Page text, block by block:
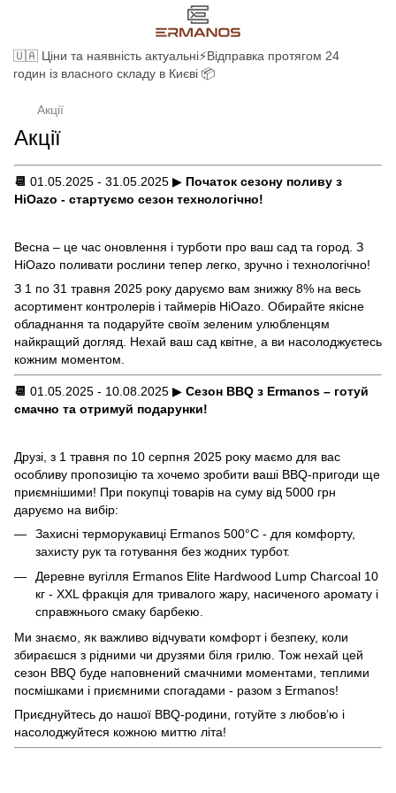
🇺🇦 Ціни та наявність актуальні⚡Відправка протягом 24
годин із власного складу в Києві 📦
Акції
Акції
📆 01.05.2025 - 31.05.2025 ▶ Початок сезону поливу з
HiOazo - стартуємо сезон технологічно!
Весна – це час оновлення і турботи про ваш сад та город. З
HiOazo поливати рослини тепер легко, зручно і технологічно!
З 1 по 31 травня 2025 року даруємо вам знижку 8% на весь
асортимент контролерів і таймерів HiOazo. Обирайте якісне
обладнання та подаруйте своїм зеленим улюбленцям
найкращий догляд. Нехай ваш сад квітне, а ви насолоджуєтесь
кожним моментом.
📆 01.05.2025 - 10.08.2025 ▶ Сезон BBQ з Ermanos – готуй
смачно та отримуй подарунки!
Друзі, з 1 травня по 10 серпня 2025 року маємо для вас
особливу пропозицію та хочемо зробити ваші BBQ-пригоди ще
приємнішими! При покупці товарів на суму від 5000 грн
даруємо на вибір:
Захисні терморукавиці Ermanos 500°C - для комфорту,
захисту рук та готування без жодних турбот.
Деревне вугілля Ermanos Elite Hardwood Lump Charcoal 10
кг - XXL фракція для тривалого жару, насиченого аромату і
справжнього смаку барбекю.
Ми знаємо, як важливо відчувати комфорт і безпеку, коли
збираєшся з рідними чи друзями біля грилю. Тож нехай цей
сезон BBQ буде наповнений смачними моментами, теплими
посмішками і приємними спогадами - разом з Ermanos!
Приєднуйтесь до нашої BBQ-родини, готуйте з любов’ю і
насолоджуйтеся кожною миттю літа!